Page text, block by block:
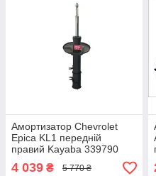
Амортизатор Chevrolet
Epica KL1 передній
правий Kayaba 339790
4 039 ₴ 5 770 ₴